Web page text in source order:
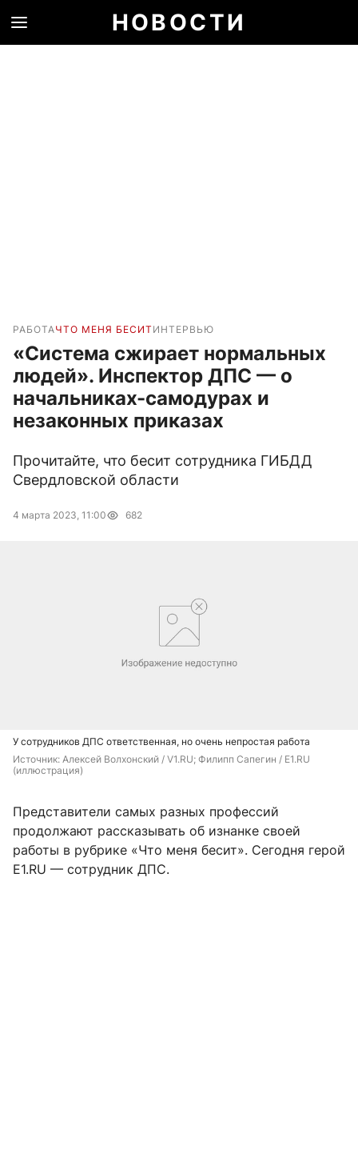
НОВОСТИ
РАБОТАЧТО МЕНЯ БЕСИТ ИНТЕРВЬЮ
«Система сжирает нормальных
людей». Инспектор ДПС — о
начальниках-самодурах и
незаконных приказах
Прочитайте, что бесит сотрудника ГИБДД
Свердловской области
4 марта 2023, 11:00 682
У сотрудников ДПС ответственная, но очень непростая работа
Источник: Алексей Волхонский / V1.RU; Филипп Сапегин / E1.RU
(иллюстрация)
Представители самых разных профессий
продолжают рассказывать об изнанке своей
работы в рубрике «Что меня бесит». Сегодня герой
E1.RU — сотрудник ДПС.